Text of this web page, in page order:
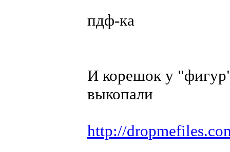
пдф-ка
И корешок у "фигур"
выкопали
http://